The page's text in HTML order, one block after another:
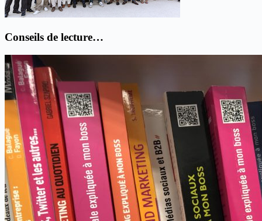
Conseils de lecture…